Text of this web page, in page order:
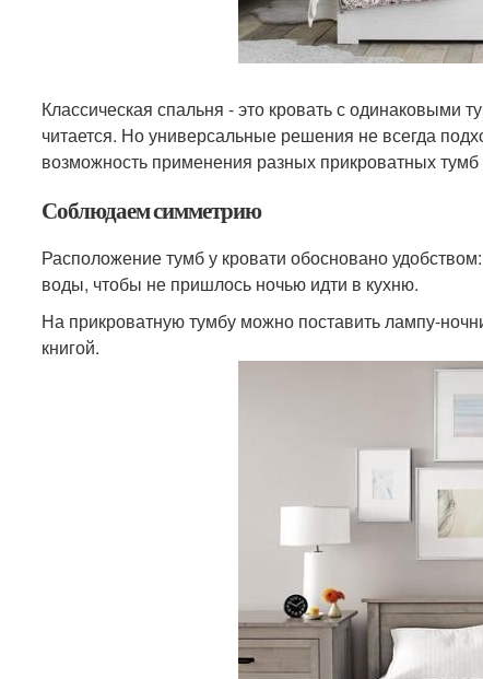
Классическая спальня - это кровать с одинаковыми
читается. Но универсальные решения не всегда
возможность применения разных прикроватных
Соблюдаем симметрию
Расположение тумб у кровати обосновано
воды, чтобы не пришлось ночью идти в кухню.
На прикроватную тумбу можно поставить лампу-
книгой.